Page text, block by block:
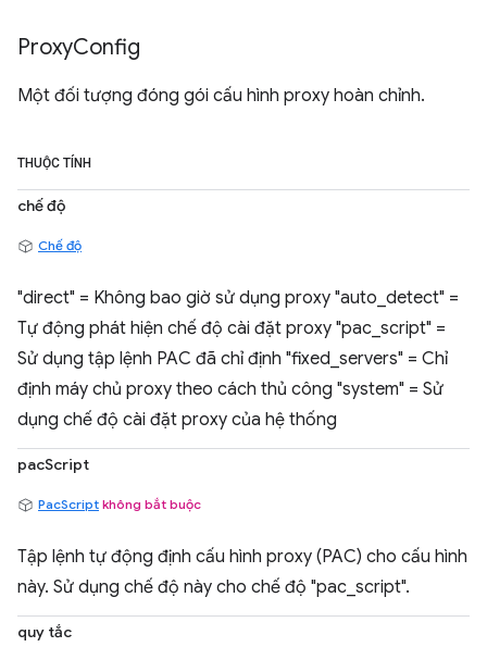
ProxyConfig
Một đối tượng đóng gói cấu hình proxy hoàn chỉnh.
THUỘC TÍNH
chế độ
Chế độ
"direct" = Không bao giờ sử dụng proxy "auto_detect" =
Tự động phát hiện chế độ cài đặt proxy "pac_script" =
Sử dụng tập lệnh PAC đã chỉ định "fixed_servers" = Chỉ
định máy chủ proxy theo cách thủ công "system" = Sử
dụng chế độ cài đặt proxy của hệ thống
pacScript
PacScript không bắt buộc
Tập lệnh tự động định cấu hình proxy (PAC) cho cấu hình
này. Sử dụng chế độ này cho chế độ "pac_script".
quy tắc